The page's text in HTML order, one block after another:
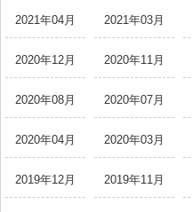
2021年04月 2021年03月
2020年12月 2020年11月
2020年08月 2020年07月
2020年04月 2020年03月
2019年12月 2019年11月